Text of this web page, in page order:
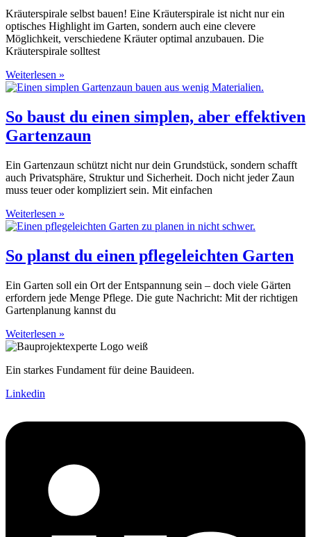
Kräuterspirale selbst bauen! Eine Kräuterspirale ist nicht nur ein
optisches Highlight im Garten, sondern auch eine clevere
Möglichkeit, verschiedene Kräuter optimal anzubauen. Die
Kräuterspirale solltest
Weiterlesen »
So baust du einen simplen, aber effektiven
Gartenzaun
Ein Gartenzaun schützt nicht nur dein Grundstück, sondern schafft
auch Privatsphäre, Struktur und Sicherheit. Doch nicht jeder Zaun
muss teuer oder kompliziert sein. Mit einfachen
Weiterlesen »
So planst du einen pflegeleichten Garten
Ein Garten soll ein Ort der Entspannung sein – doch viele Gärten
erfordern jede Menge Pflege. Die gute Nachricht: Mit der richtigen
Gartenplanung kannst du
Weiterlesen »
Ein starkes Fundament für deine Bauideen.
Linkedin